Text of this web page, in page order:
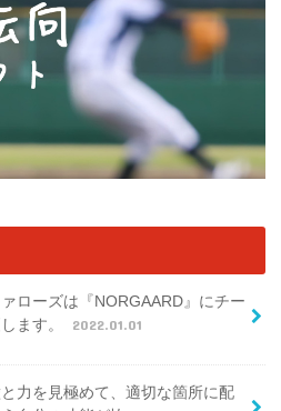
ローズは『NORGAARD』にチー
ます。
2022.01.01
力を見極めて、適切な箇所に配